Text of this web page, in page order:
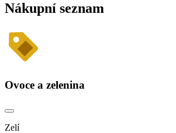
Nákupní seznam
Ovoce a zelenina
Zelí